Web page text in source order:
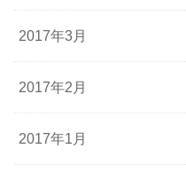
2017年3月
2017年2月
2017年1月